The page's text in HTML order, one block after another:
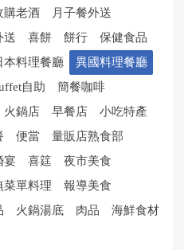
購老酒
月子餐外送
送 喜餅 餅行
保健食品
本料理餐廳
異國料理餐廳
自助
簡餐咖啡
火鍋店 早餐店
小吃特產
便當
量販店熟食部
宴 喜筳
夜市美食
菜單料理
報導美食
火鍋湯底 肉品
海鮮食材